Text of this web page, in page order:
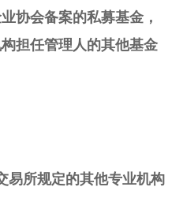
协会备案的私募基金 ，
担任管理人的其他基金
易所规定的其他专业机构